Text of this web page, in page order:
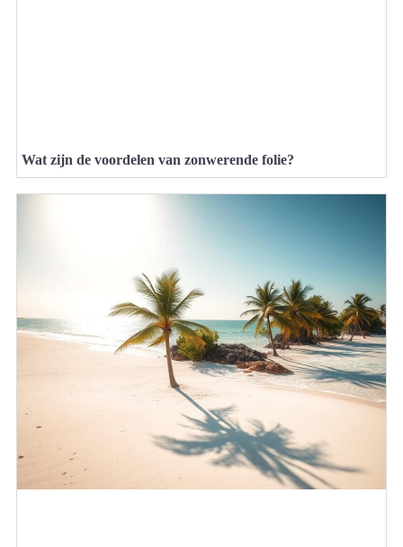
Wat zijn de voordelen van zonwerende folie?